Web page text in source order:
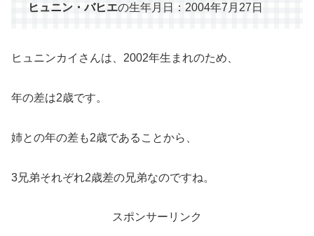
ヒュニン・バヒエの生年月日：2004年7月27日
ヒュニンカイさんは、2002年生まれのため、
年の差は2歳です。
姉との年の差も2歳であることから、
3兄弟それぞれ2歳差の兄弟なのですね。
スポンサーリンク